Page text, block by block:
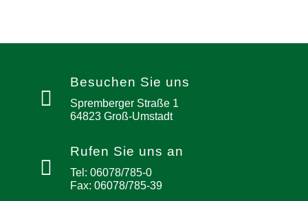
Besuchen Sie uns
Spremberger Straße 1
64823 Groß-Umstadt
Rufen Sie uns an
Tel: 06078/785-0
Fax: 06078/785-39